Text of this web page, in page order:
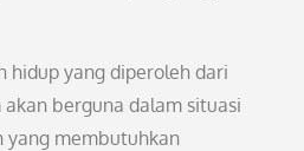
hidup yang diperoleh dari
berguna dalam situasi
yang membutuhkan